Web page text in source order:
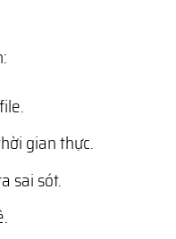
gian thực.
sai sót.